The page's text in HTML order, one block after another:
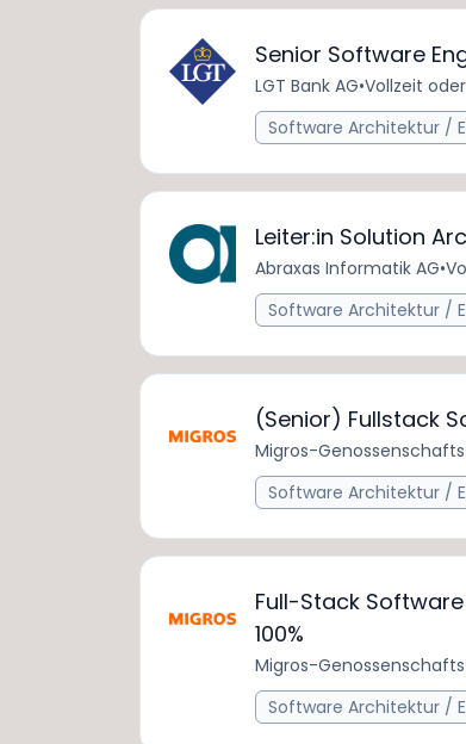
Senior Software
LGT Bank AG•Vollzeit
Software Architektur /
Leiter:in Solution
Abraxas Informatik AG•
Software Architektur /
(Senior) Fullstack
Migros-
Software Architektur /
Full-Stack
100%
Migros-
Software Architektur /